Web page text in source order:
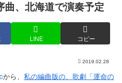
曲、北海道で演奏予定
LINE コピー
2019.02.28
から、 私の編曲版の、歌劇「運命の